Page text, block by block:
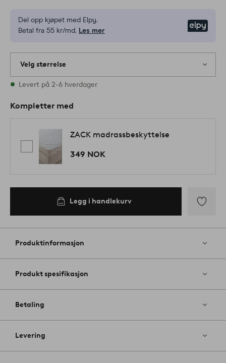
Del opp kjøpet med Elpy.
Betal fra 55 kr/md. Les mer
Velg størrelse
Alle størrelser finnes på lager
Levert på 2-6 hverdager
Kompletter med
ZACK madrassbeskyttelse
349 NOK
Legg i handlekurv
til
Produktinformasjon
Produkt spesifikasjon
Betaling
Levering